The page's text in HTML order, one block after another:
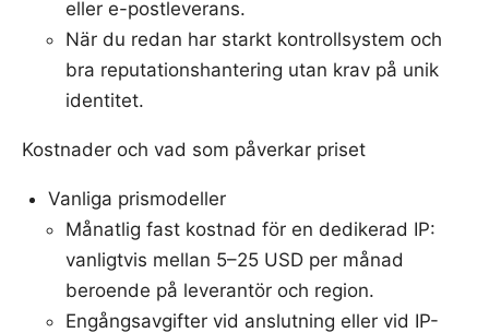
eller e-postleverans.
När du redan har starkt kontrollsystem och
bra reputationshantering utan krav på unik
identitet.
Kostnader och vad som påverkar priset
Vanliga prismodeller
Månatlig fast kostnad för en dedikerad IP:
vanligtvis mellan 5–25 USD per månad
beroende på leverantör och region.
Engångsavgifter vid anslutning eller vid IP-